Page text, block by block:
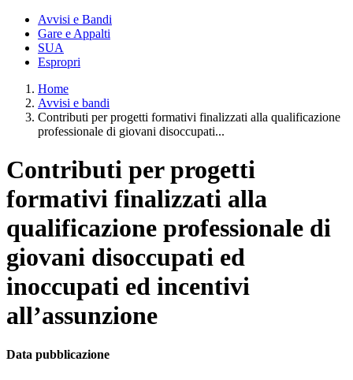
Avvisi e Bandi
Gare e Appalti
SUA
Espropri
Home
Avvisi e bandi
Contributi per progetti formativi finalizzati alla qualificazione
professionale di giovani disoccupati...
Contributi per progetti
formativi finalizzati alla
qualificazione professionale di
giovani disoccupati ed
inoccupati ed incentivi
all’assunzione
Data pubblicazione